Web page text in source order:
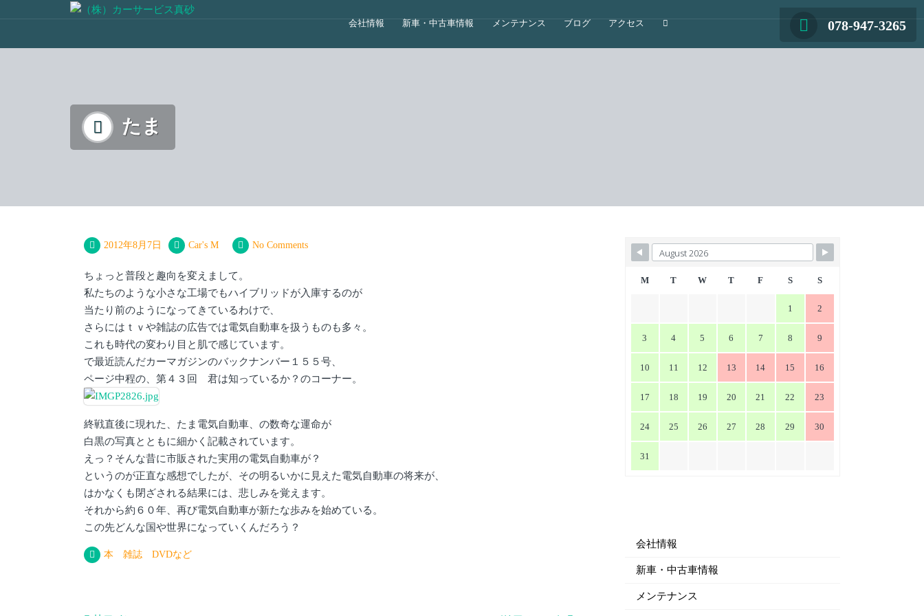
078-947-3265
会社情報 新車・中古車情報 メンテナンス ブログ アクセス
たま
2012年8月7日 Car's M No Comments
ちょっと普段と趣向を変えまして。
私たちのような小さな工場でもハイブリッドが入庫するのが
当たり前のようになってきているわけで、
さらにはｔｖや雑誌の広告では電気自動車を扱うものも多々。
これも時代の変わり目と肌で感じています。
で最近読んだカーマガジンのバックナンバー１５５号、
ページ中程の、第４３回 君は知っているか？のコーナー。
終戦直後に現れた、たま電気自動車、の数奇な運命が
白黒の写真とともに細かく記載されています。
えっ？そんな昔に市販された実用の電気自動車が？
というのが正直な感想でしたが、その明るいかに見えた電気自動車の将来が、
はかなくも閉ざされる結果には、悲しみを覚えます。
それから約６０年、再び電気自動車が新たな歩みを始めている。
この先どんな国や世界になっていくんだろう？
本 雑誌 DVDなど
M T W T F S S
1 2
3 4 5 6 7 8 9
10 11 12 13 14 15 16
17 18 19 20 21 22 23
24 25 26 27 28 29 30
31
会社情報
新車・中古車情報
メンテナンス